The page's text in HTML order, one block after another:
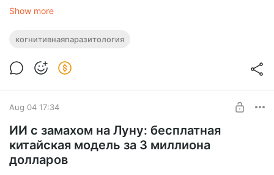
В романе «Непобедимый» земляне сталкиваются с
самоорганизующуюся систему, они приобретают свойства,
которых нет ни у одной отдельной особи.
новой формой существования материи
Но спустя полвека физики из Стэнфорда
обнаружили,
самоорганизовываться в устойчивые агрегато-подобные
фазовые состояния.
И вот теперь – следующий акт этой лемовской
Show more
когнитивнаяпаразитология
Aug 04 17:34
ИИ с замахом на Луну: бесплатная
китайская модель за 3 миллиона
долларов